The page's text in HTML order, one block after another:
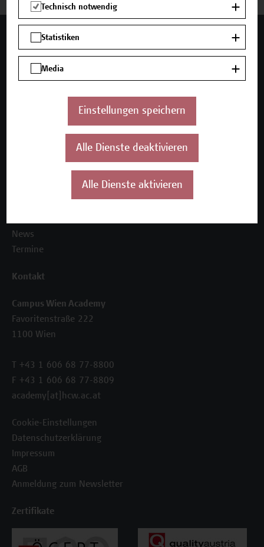
Mehr Infos gewünscht?
Seminare und Zertifikatsprogramme
Beratungsleistungen
Die Campus Wien Academy
News
Termine
Kontakt
Campus Wien Academy
Favoritenstraße 222
1100 Wien
T +43 1 606 68 77-8800
F +43 1 606 68 77-8809
academy[at]hcw.ac.at
Cookie-Einstellungen
Datenschutzerklärung
Impressum
AGB
Anmeldung zum Newsletter
Zertifikate
Technisch notwendig
Statistiken
Media
Einstellungen speichern
Alle Dienste deaktivieren
Alle Dienste aktivieren